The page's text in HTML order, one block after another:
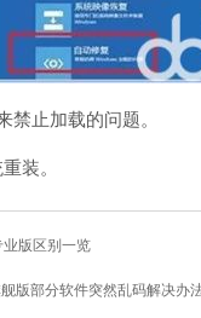
止加载的问题。
装。
版区别一览
版部分软件突然乱码解决办